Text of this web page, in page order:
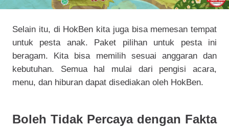
Selain itu, di HokBen kita juga bisa memesan tempat
untuk pesta anak. Paket pilihan untuk pesta ini
beragam. Kita bisa memilih sesuai anggaran dan
kebutuhan. Semua hal mulai dari pengisi acara,
menu, dan hiburan dapat disediakan oleh HokBen.
Boleh Tidak Percaya dengan Fakta